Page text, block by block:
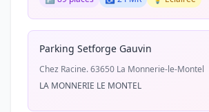
Parking Setforge Gauvin
Chez Racine. 63650 La Monnerie-le-Montel
LA MONNERIE LE MONTEL